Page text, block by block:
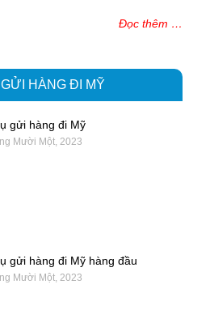
Đọc thêm …
HÀNG ĐI MỸ
gửi hàng đi Mỹ
Mười Một, 2023
gửi hàng đi Mỹ hàng đầu
Mười Một, 2023